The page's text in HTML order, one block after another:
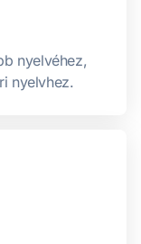
nyelvéhez,
nyelvhez.